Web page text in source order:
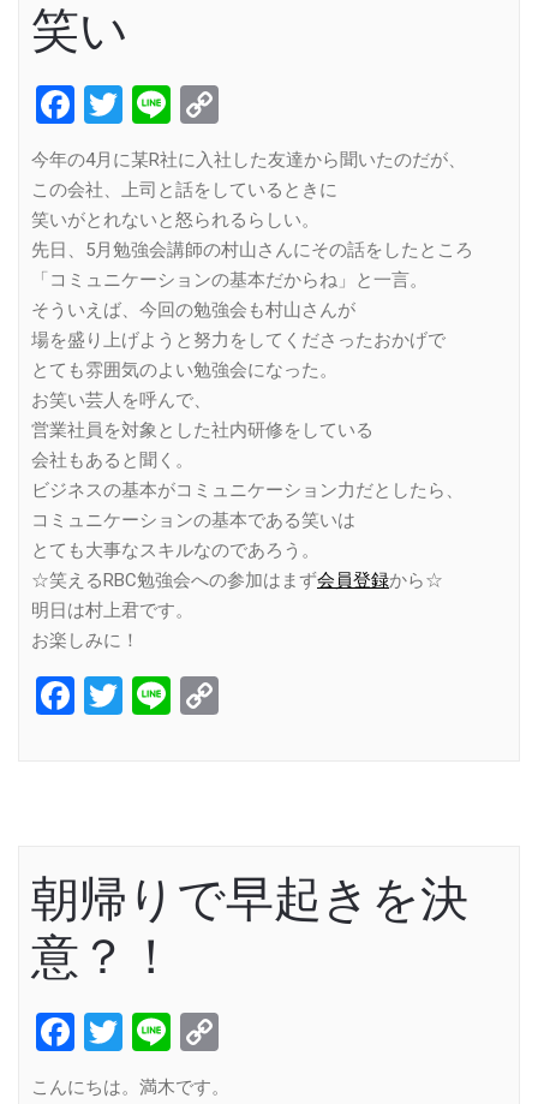
笑い
Facebook
Twitter
Line
Link
今年の4月に某R社に入社した友達から聞いたのだが、
この会社、上司と話をしているときに
笑いがとれないと怒られるらしい。
先日、5月勉強会講師の村山さんにその話をしたところ
「コミュニケーションの基本だからね」と一言。
そういえば、今回の勉強会も村山さんが
場を盛り上げようと努力をしてくださったおかげで
とても雰囲気のよい勉強会になった。
お笑い芸人を呼んで、
営業社員を対象とした社内研修をしている
会社もあると聞く。
ビジネスの基本がコミュニケーション力だとしたら、
コミュニケーションの基本である笑いは
とても大事なスキルなのであろう。
☆笑えるRBC勉強会への参加はまず会員登録から☆
明日は村上君です。
お楽しみに！
Facebook
Twitter
Line
朝帰りで早起きを決
意？！
Facebook
Twitter
Line
こんにちは。満木です。